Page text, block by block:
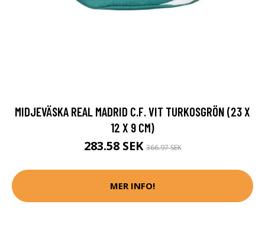
MIDJEVÄSKA REAL MADRID C.F. VIT TURKOSGRÖN (23 X
12 X 9 CM)
283.58 SEK366.97 SEK
MER INFO!